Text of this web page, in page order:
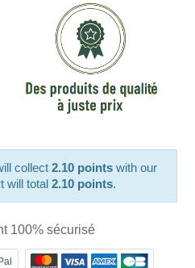
collect2.10 points with our
will total2.10 points.
100% sécurisé